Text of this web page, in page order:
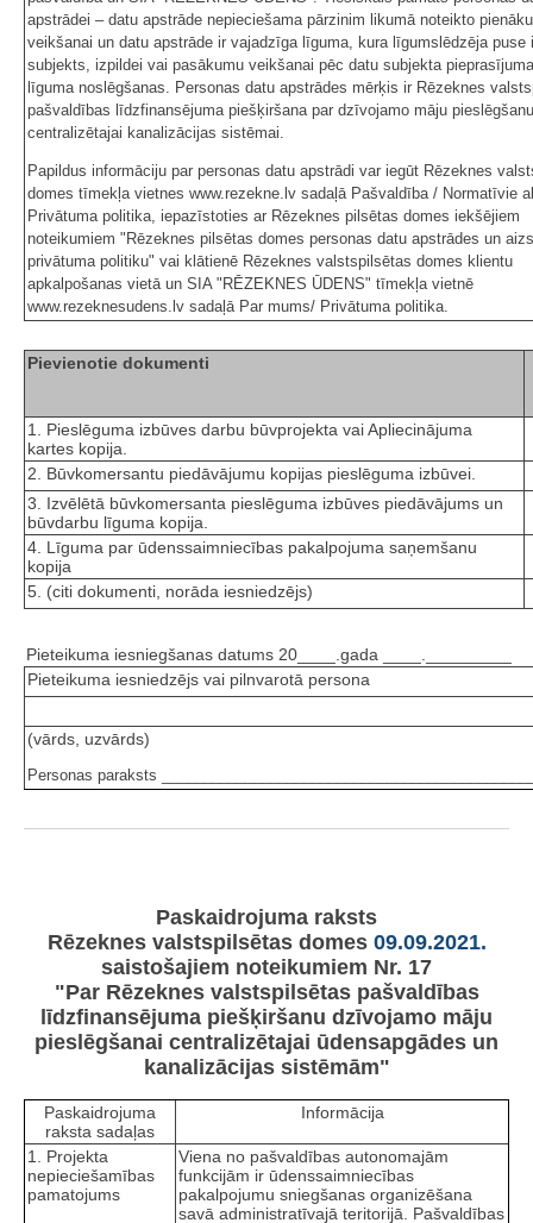
apstrādei – datu apstrāde nepieciešama pārzinim likumā noteikto
veikšanai un datu apstrāde ir vajadzīga līguma, kura līgumslēdzēja puse
subjekts, izpildei vai pasākumu veikšanai pēc datu subjekta
līguma noslēgšanas. Personas datu apstrādes mērķis ir Rēzeknes
pašvaldības līdzfinansējuma piešķiršana par dzīvojamo māju pieslēgšanu
centralizētajai kanalizācijas sistēmai.
Papildus informāciju par personas datu apstrādi var iegūt Rēzeknes
domes tīmekļa vietnes www.rezekne.lv sadaļā Pašvaldība / Normatīvie
Privātuma politika, iepazīstoties ar Rēzeknes pilsētas domes iekšējiem
noteikumiem "Rēzeknes pilsētas domes personas datu apstrādes un
privātuma politiku" vai klātienē Rēzeknes valstspilsētas domes klientu
apkalpošanas vietā un SIA "RĒZEKNES ŪDENS" tīmekļa vietnē
www.rezeknesudens.lv sadaļā Par mums/ Privātuma politika.
Pievienotie dokumenti
1. Pieslēguma izbūves darbu būvprojekta vai Apliecinājuma
kartes kopija.
2. Būvkomersantu piedāvājumu kopijas pieslēguma izbūvei.
3. Izvēlētā būvkomersanta pieslēguma izbūves piedāvājums un
būvdarbu līguma kopija.
4. Līguma par ūdenssaimniecības pakalpojuma saņemšanu
kopija
5. (citi dokumenti, norāda iesniedzējs)
Pieteikuma iesniegšanas datums 20____.gada ____._________
Pieteikuma iesniedzējs vai pilnvarotā persona
(vārds, uzvārds)
Personas paraksts
Paskaidrojuma raksts
Rēzeknes valstspilsētas domes 09.09.2021.
saistošajiem noteikumiem Nr. 17
"Par Rēzeknes valstspilsētas pašvaldības
līdzfinansējuma piešķiršanu dzīvojamo māju
pieslēgšanai centralizētajai ūdensapgādes un
kanalizācijas sistēmām"
Paskaidrojuma
raksta sadaļas
Informācija
1. Projekta
nepieciešamības
pamatojums
Viena no pašvaldības autonomajām
funkcijām ir ūdenssaimniecības
pakalpojumu sniegšanas organizēšana
savā administratīvajā teritorijā. Pašvaldības